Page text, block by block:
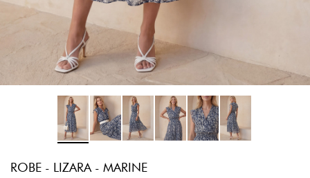
ROBE - LIZARA - MARINE